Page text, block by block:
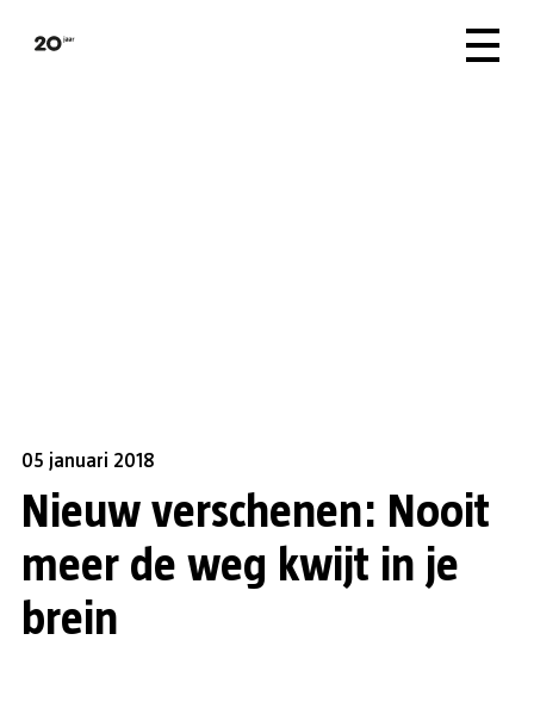
05 januari 2018
Nieuw verschenen: Nooit
meer de weg kwijt in je
brein